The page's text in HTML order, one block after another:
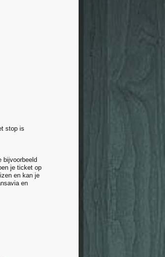
stop is
bijvoorbeeld
je ticket op
en kan je
en